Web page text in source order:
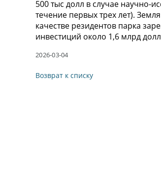
500 тыс долл в случае научно-
течение первых трех лет).
качестве резидентов парка
инвестиций около 1,6 млрд
2026-03-04
Возврат к списку